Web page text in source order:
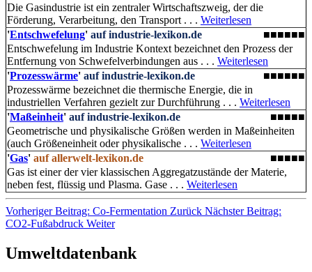
Die Gasindustrie ist ein zentraler Wirtschaftszweig, der die
Förderung, Verarbeitung, den Transport . . . Weiterlesen
'Entschwefelung' auf industrie-lexikon.de
■■■■■■
Entschwefelung im Industrie Kontext bezeichnet den Prozess der
Entfernung von Schwefelverbindungen aus . . . Weiterlesen
'Prozesswärme' auf industrie-lexikon.de
■■■■■■
Prozesswärme bezeichnet die thermische Energie, die in
industriellen Verfahren gezielt zur Durchführung . . . Weiterlesen
'Maßeinheit' auf industrie-lexikon.de
■■■■■
Geometrische und physikalische Größen werden in Maßeinheiten
(auch Größeneinheit oder physikalische . . . Weiterlesen
'Gas' auf allerwelt-lexikon.de
■■■■■
Gas ist einer der vier klassischen Aggregatzustände der Materie,
neben fest, flüssig und Plasma. Gase . . . Weiterlesen
Vorheriger Beitrag: Co-Fermentation Zurück Nächster Beitrag:
CO2-Fußabdruck Weiter
Umweltdatenbank